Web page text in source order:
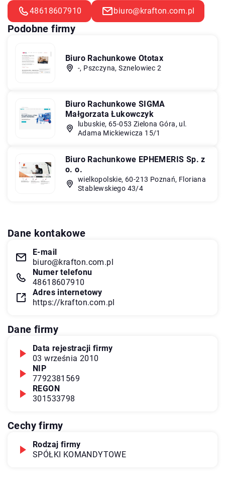
48618607910 biuro@krafton.com.pl
Podobne firmy
Biuro Rachunkowe Ototax
-, Pszczyna, Sznelowiec 2
Biuro Rachunkowe SIGMA
Małgorzata Łukowczyk
lubuskie, 65-053 Zielona Góra, ul.
Adama Mickiewicza 15/1
Biuro Rachunkowe EPHEMERIS Sp. z
o. o.
wielkopolskie, 60-213 Poznań, Floriana
Stablewskiego 43/4
Dane kontakowe
E-mail
biuro@krafton.com.pl
Numer telefonu
48618607910
Adres internetowy
https://krafton.com.pl
Dane firmy
Data rejestracji firmy
03 września 2010
NIP
7792381569
REGON
301533798
Cechy firmy
Rodzaj firmy
SPÓŁKI KOMANDYTOWE